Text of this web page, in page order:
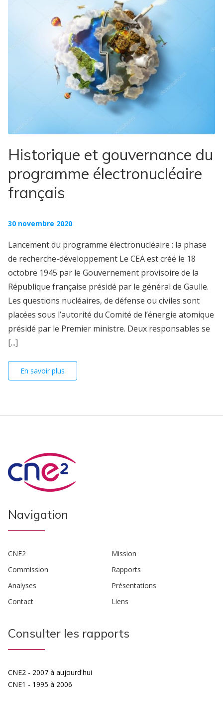
Historique et gouvernance du
programme électronucléaire
français
30 novembre 2020
Lancement du programme électronucléaire : la phase
de recherche-développement Le CEA est créé le 18
octobre 1945 par le Gouvernement provisoire de la
République française présidé par le général de Gaulle.
Les questions nucléaires, de défense ou civiles sont
placées sous l’autorité du Comité de l’énergie atomique
présidé par le Premier ministre. Deux responsables se
[...]
En savoir plus
Navigation
CNE2
Mission
Commission
Rapports
Analyses
Présentations
Contact
Liens
Consulter les rapports
CNE2 - 2007 à aujourd'hui
CNE1 - 1995 à 2006